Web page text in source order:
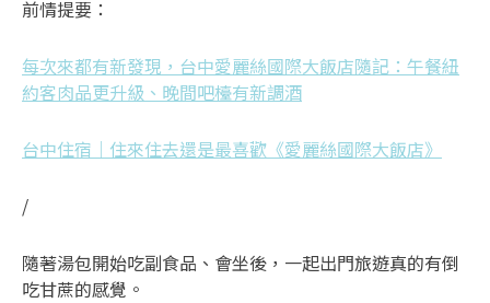
前情提要：
每次來都有新發現，台中愛麗絲國際大飯店隨記：午餐紐
約客肉品更升級、晚間吧檯有新調酒
台中住宿｜住來住去還是最喜歡《愛麗絲國際大飯店》
/
隨著湯包開始吃副食品、會坐後，一起出門旅遊真的有倒
吃甘蔗的感覺。